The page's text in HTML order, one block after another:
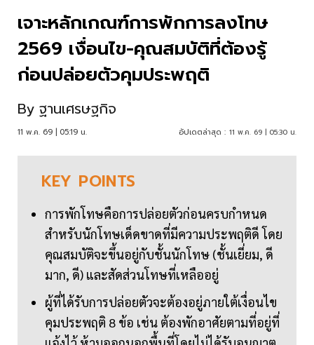
เจาะหลักเกณฑ์การพักการลงโทษ
2569 เงื่อนไข-คุณสมบัติที่ต้องรู้
ก่อนปล่อยตัวคุมประพฤติ
By ฐานเศรษฐกิจ
11 พ.ค. 69 | 05:19 น. อัปเดตล่าสุด : 11 พ.ค. 69 | 05:30 น.
KEY POINTS
การพักโทษคือการปล่อยตัวก่อนครบกำหนด
สำหรับนักโทษเด็ดขาดที่มีความประพฤติดี โดย
คุณสมบัติจะขึ้นอยู่กับชั้นนักโทษ (ชั้นเยี่ยม, ดี
มาก, ดี) และสัดส่วนโทษที่เหลืออยู่
ผู้ที่ได้รับการปล่อยตัวจะต้องอยู่ภายใต้เงื่อนไข
คุมประพฤติ 8 ข้อ เช่น ต้องพักอาศัยตามที่อยู่ที่